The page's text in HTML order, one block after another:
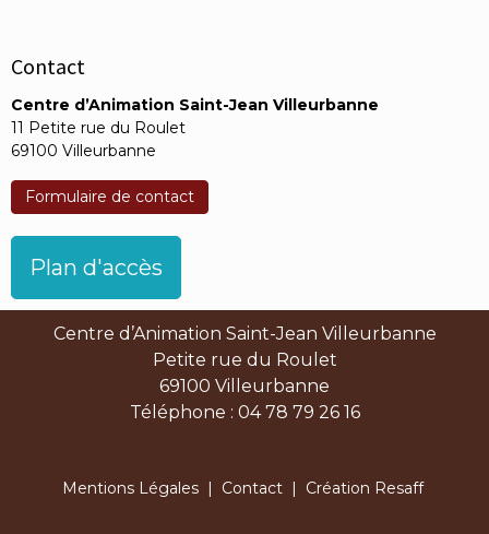
Contact
Centre d’Animation Saint-Jean Villeurbanne
11 Petite rue du Roulet
69100 Villeurbanne
Formulaire de contact
Plan d'accès
Centre d’Animation Saint-Jean Villeurbanne
Petite rue du Roulet
69100 Villeurbanne
Téléphone : 04 78 79 26 16
Mentions Légales| Contact| Création Resaff